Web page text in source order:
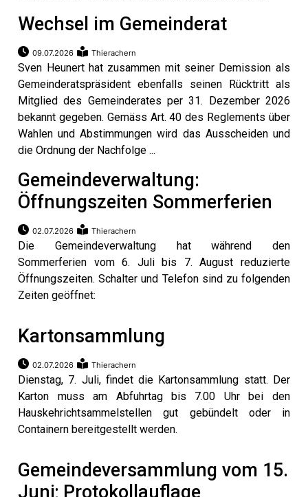
Wechsel im Gemeinderat
09.07.2026 Thierachern
Sven Heunert hat zusammen mit seiner Demission als
Gemeinderatspräsident ebenfalls seinen Rücktritt als
Mitglied des Gemeinderates per 31. Dezember 2026
bekannt gegeben. Gemäss Art. 40 des Reglements über
Wahlen und Abstimmungen wird das Ausscheiden und
die Ordnung der Nachfolge ...
Gemeindeverwaltung:
Öffnungszeiten Sommerferien
02.07.2026 Thierachern
Die Gemeindeverwaltung hat während den
Sommerferien vom 6. Juli bis 7. August reduzierte
Öffnungszeiten. Schalter und Telefon sind zu folgenden
Zeiten geöffnet:
Kartonsammlung
02.07.2026 Thierachern
Dienstag, 7. Juli, findet die Kartonsammlung statt. Der
Karton muss am Abfuhrtag bis 7.00 Uhr bei den
Hauskehrichtsammelstellen gut gebündelt oder in
Containern bereitgestellt werden.
Gemeindeversammlung vom 15.
Juni; Protokollauflage